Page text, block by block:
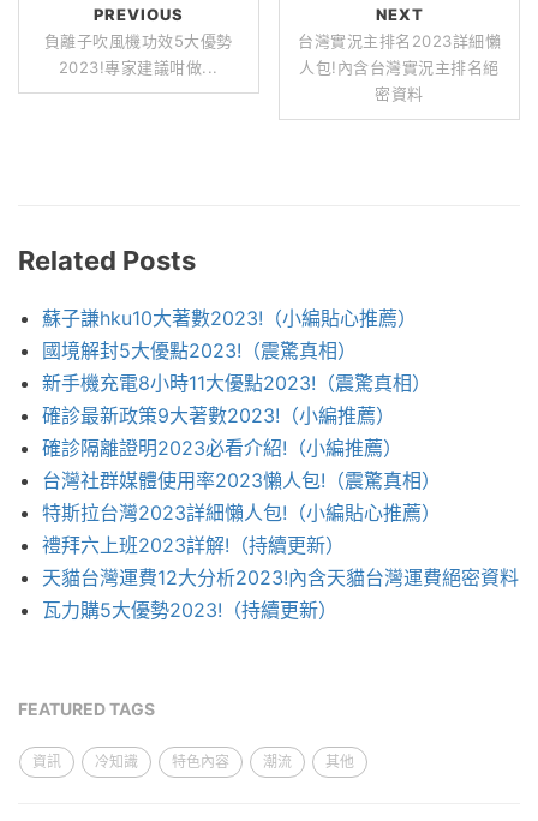
PREVIOUS
負離子吹風機功效5大優勢
2023!專家建議咁做...
NEXT
台灣實況主排名2023詳細懶
人包!內含台灣實況主排名絕
密資料
Related Posts
蘇子謙hku10大著數2023!（小編貼心推薦）
國境解封5大優點2023!（震驚真相）
新手機充電8小時11大優點2023!（震驚真相）
確診最新政策9大著數2023!（小編推薦）
確診隔離證明2023必看介紹!（小編推薦）
台灣社群媒體使用率2023懶人包!（震驚真相）
特斯拉台灣2023詳細懶人包!（小編貼心推薦）
禮拜六上班2023詳解!（持續更新）
天貓台灣運費12大分析2023!內含天貓台灣運費絕密資料
瓦力購5大優勢2023!（持續更新）
FEATURED TAGS
資訊 冷知識 特色內容 潮流 其他